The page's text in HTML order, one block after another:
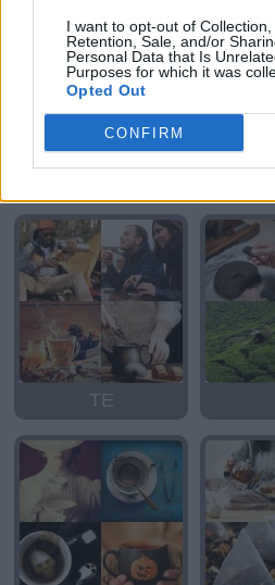
I want to opt-out of Collection,
Retention, Sale, and/or
Personal Data that Is
Purposes for which it was
Opted Out
CONFIRM
TE